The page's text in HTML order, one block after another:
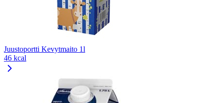
Juustoportti Kevytmaito 1l
46 kcal